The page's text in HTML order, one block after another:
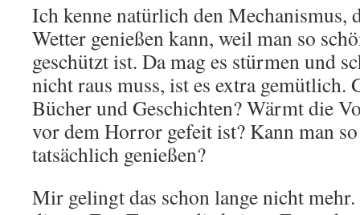
Ich kenne natürlich den Mechanismus,
Wetter genießen kann, weil man so
geschützt ist. Da mag es stürmen und
nicht raus muss, ist es extra gemütlich.
Bücher und Geschichten? Wärmt die
vor dem Horror gefeit ist? Kann man
tatsächlich genießen?
Mir gelingt das schon lange nicht